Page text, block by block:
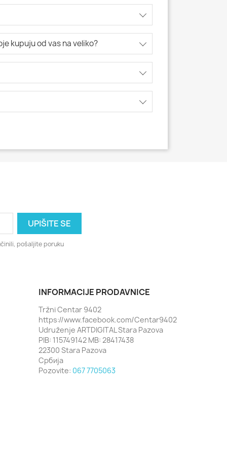
kupuju od vas na veliko?
pošaljite poruku
INFORMACIJE PRODAVNICE
Tržni Centar 9402
https://www.facebook.com/Centar9402
Udruženje ARTDIGITAL Stara Pazova
PIB: 115749142 MB: 28417438
22300 Stara Pazova
Србија
Pozovite: 067 7705063